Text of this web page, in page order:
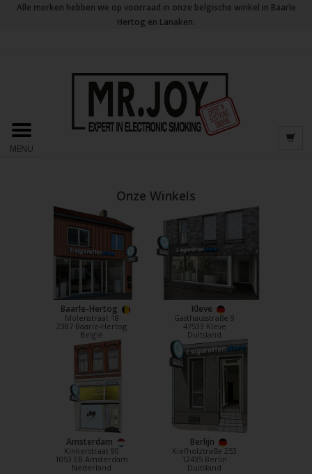
Alle merken hebben we op voorraad in onze belgische winkel in Baarle
Hertog en Lanaken.
MENU
Onze Winkels
Baarle-Hertog
Molenstraat 18
2387 Baarle-Hertog
België
Kleve
Gasthausstraße 9
47533 Kleve
Duitsland
Amsterdam
Kinkerstraat 90
1053 EB Amsterdam
Nederland
Berlijn
Kiefholztraße 253
12435 Berlin
Duitsland